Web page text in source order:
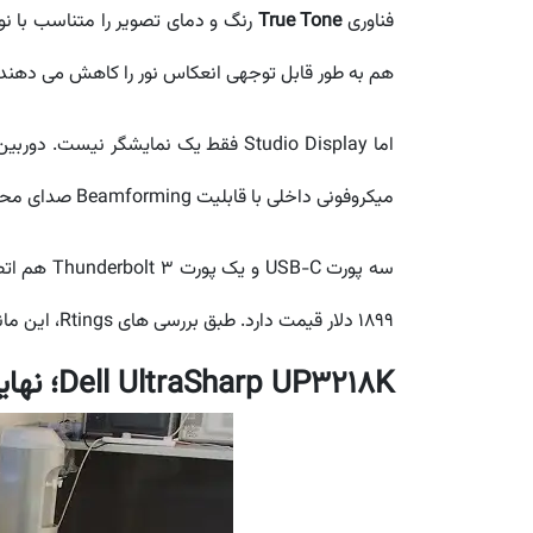
فناوریTrue Tone
هم به طور قابل توجهی انعکاس نور را کاهش می
اما Studio Display فقط یک نمایشگر نیست. دوربین ۱۲ مگاپیکسلی با زاویه ۱۲۲ درجه و فناوری
میکروفونی داخلی با قابلیت Beamforming صدای محیط را کاهش می دهد و سیستم صوتی شش بلندگو با پشتیبانی از
۱۸۹۹ دلار قیمت دارد. طبق بررسی های Rtings، این مانیتور بهترین عملکرد را زمانی دارد که به مک مینی یا دیگر دستگاه های اپل متصل شود.
Dell UltraSharp UP3218K؛ نهایت کیفیت 8K برای حرفه ای ها